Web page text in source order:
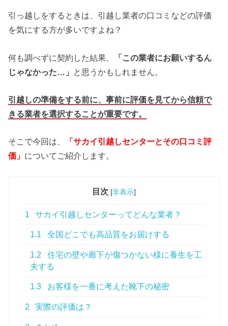
引っ越しをするときは、引越し業者の口コミなどの評価
を気にする方が多いですよね？
何も調べずに契約した結果、
「この業者にお願いするん
じゃなかった…」 と思うかもしれません。
引越しの準備をする前に、事前に評価を見てから信頼で
きる業者を選択することが重要です。
そこで今回は、
「サカイ引越しセンターとその口コミ評
価」 についてご紹介します。
目次 [非表示]
1 サカイ引越しセンターってどんな業者？
1.1 全国どこでも高品質をお届けする
1.2
住宅の壁や廊下が傷つかない様に養生を工
夫する
1.3 お客様を一番に考えた靴下の秘密
2 実際の評価は？